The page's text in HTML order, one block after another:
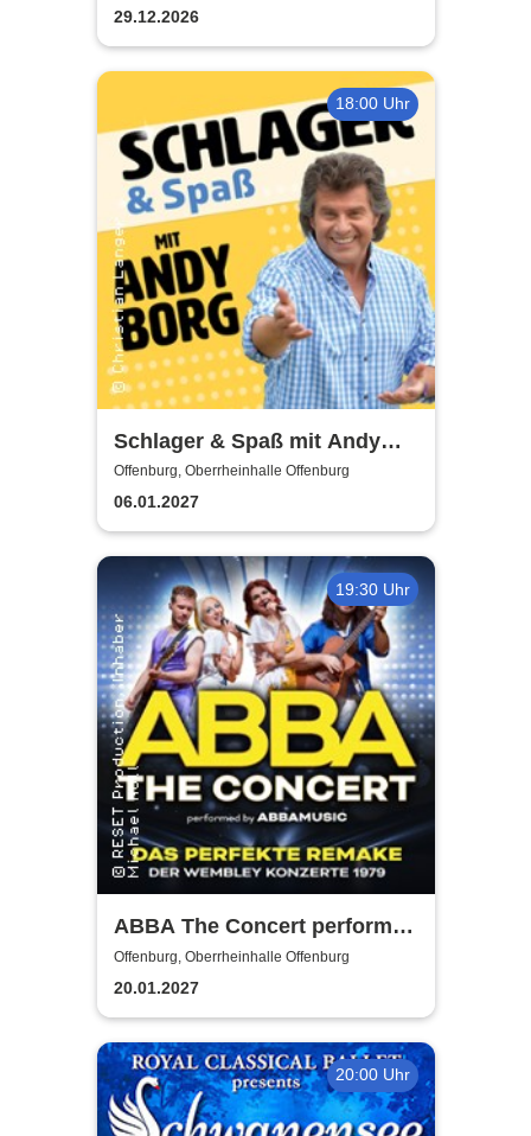
29.12.2026
18:00 Uhr
Schlager & Spaß mit Andy
Borg und Gästen
Offenburg, Oberrheinhalle Offenburg
06.01.2027
19:30 Uhr
ABBA The Concert performed
by ABBAMUSIC
Offenburg, Oberrheinhalle Offenburg
20.01.2027
20:00 Uhr